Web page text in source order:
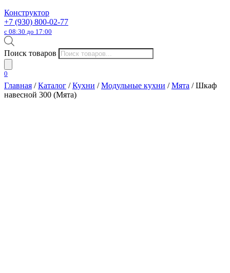
Конструктор
+7 (930) 800-02-77
с 08:30 до 17:00
Поиск товаров
0
Главная /Каталог /Кухни /Модульные кухни /Мята / Шкаф
навесной 300 (Мята)